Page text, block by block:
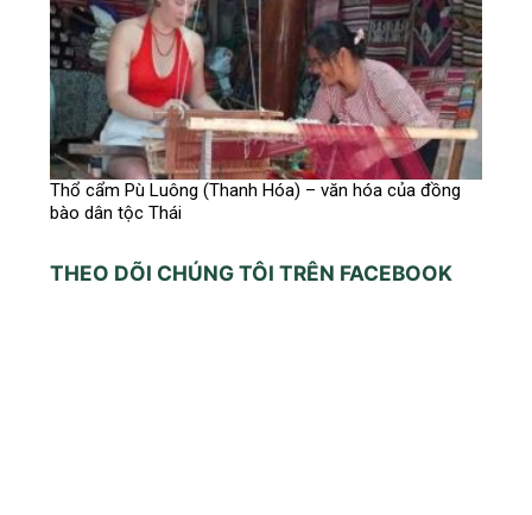
Thổ cẩm Pù Luông (Thanh Hóa) – văn hóa của đồng
bào dân tộc Thái
THEO DÕI CHÚNG TÔI TRÊN FACEBOOK